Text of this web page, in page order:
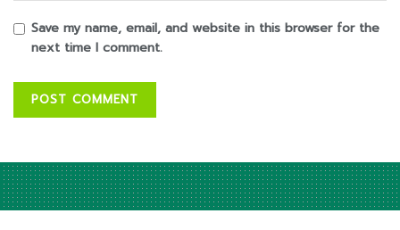
Save my name, email, and website in this browser for the
next time I comment.